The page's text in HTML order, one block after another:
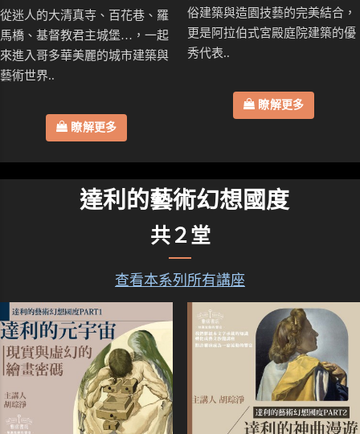
從迷人的大清真寺、百花巷、羅
馬橋、基督教君主城堡…，一起
來進入哥多華美麗的城市建築與
藝術世界..
瞭解更多
俗建築與造園技藝的完美結合，
更是阿拉伯式宮殿庭院建築的優
秀代表..
瞭解更多
達利的藝術幻想國度
共２堂
查看本系列所有講座